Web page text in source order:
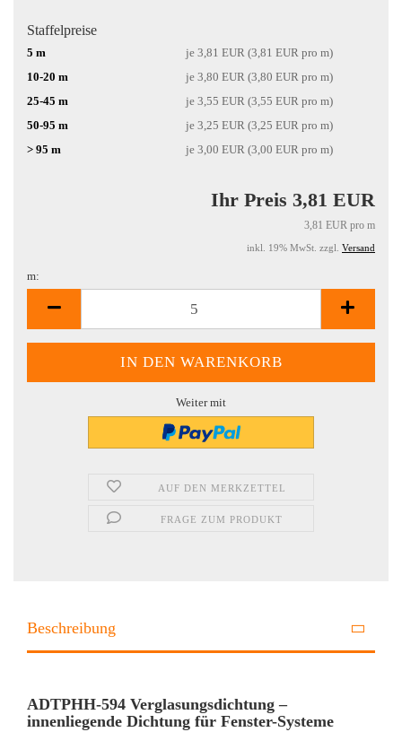
Staffelpreise
5 m
je 3,81 EUR (3,81 EUR pro m)
10-20 m
je 3,80 EUR (3,80 EUR pro m)
25-45 m
je 3,55 EUR (3,55 EUR pro m)
50-95 m
je 3,25 EUR (3,25 EUR pro m)
> 95 m
je 3,00 EUR (3,00 EUR pro m)
Ihr Preis 3,81 EUR
3,81 EUR pro m
inkl. 19% MwSt. zzgl. Versand
m:
Weiter mit
AUF DEN MERKZETTEL
FRAGE ZUM PRODUKT
Beschreibung
ADTPHH-594 Verglasungsdichtung –
innenliegende Dichtung für Fenster-Systeme